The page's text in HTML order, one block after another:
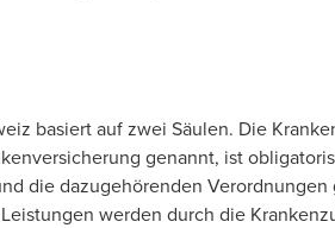
basiert auf zwei Säulen. Die
genannt, ist
die dazugehörenden
werden durch die